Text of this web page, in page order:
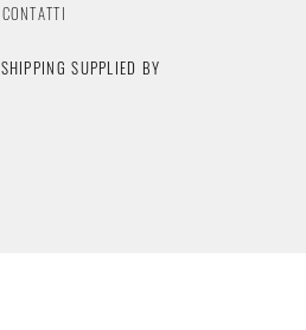
CONTATTI
SHIPPING SUPPLIED BY